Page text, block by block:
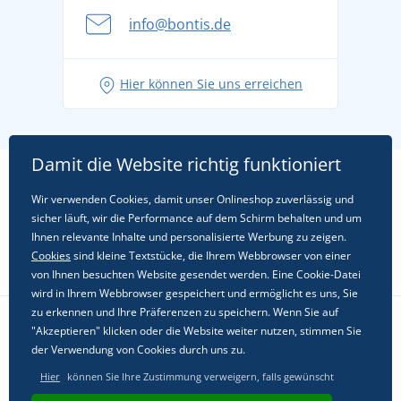
info@bontis.de
Hier können Sie uns erreichen
Folgen Sie uns in sozialen Netzwerken
Damit die Website richtig funktioniert
Wir verwenden Cookies, damit unser Onlineshop zuverlässig und
sicher läuft, wir die Performance auf dem Schirm behalten und um
Ihnen relevante Inhalte und personalisierte Werbung zu zeigen.
Cookiessind kleine Textstücke, die Ihrem Webbrowser von einer
von Ihnen besuchten Website gesendet werden. Eine Cookie-Datei
wird in Ihrem Webbrowser gespeichert und ermöglicht es uns, Sie
zu erkennen und Ihre Präferenzen zu speichern. Wenn Sie auf
"Akzeptieren" klicken oder die Website weiter nutzen, stimmen Sie
der Verwendung von Cookies durch uns zu.
Hier können Sie Ihre Zustimmung verweigern, falls gewünscht